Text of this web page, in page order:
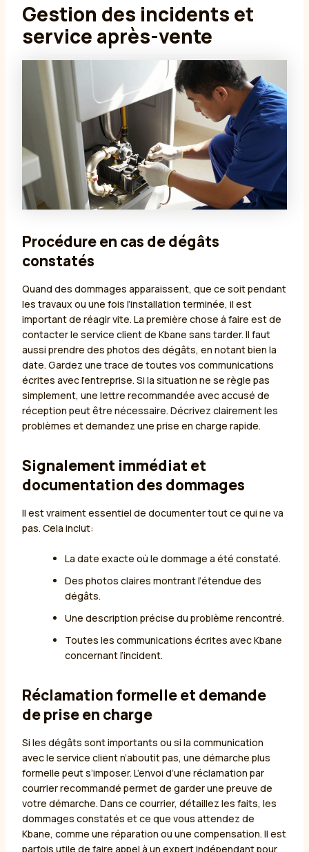
Gestion des incidents et
service après-vente
Procédure en cas de dégâts
constatés
Quand des dommages apparaissent, que ce soit pendant
les travaux ou une fois l’installation terminée, il est
important de réagir vite. La première chose à faire est de
contacter le service client de Kbane sans tarder. Il faut
aussi prendre des photos des dégâts, en notant bien la
date. Gardez une trace de toutes vos communications
écrites avec l’entreprise. Si la situation ne se règle pas
simplement, une lettre recommandée avec accusé de
réception peut être nécessaire. Décrivez clairement les
problèmes et demandez une prise en charge rapide.
Signalement immédiat et
documentation des dommages
Il est vraiment essentiel de documenter tout ce qui ne va
pas. Cela inclut:
La date exacte où le dommage a été constaté.
Des photos claires montrant l’étendue des
dégâts.
Une description précise du problème rencontré.
Toutes les communications écrites avec Kbane
concernant l’incident.
Réclamation formelle et demande
de prise en charge
Si les dégâts sont importants ou si la communication
avec le service client n’aboutit pas, une démarche plus
formelle peut s’imposer. L’envoi d’une réclamation par
courrier recommandé permet de garder une preuve de
votre démarche. Dans ce courrier, détaillez les faits, les
dommages constatés et ce que vous attendez de
Kbane, comme une réparation ou une compensation. Il est
parfois utile de faire appel à un expert indépendant pour